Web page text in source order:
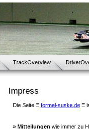
TrackOverview
Impress
Die Seite Ξ formel-suske.deΞ
» Mitteilungen wie immer zu